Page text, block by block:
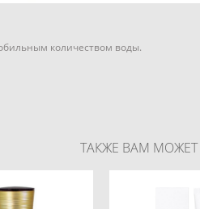
количеством воды.
ТАКЖЕ ВАМ